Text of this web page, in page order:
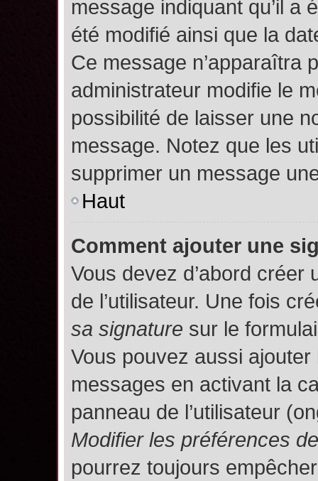
message indiquant qu’il a
été modifié ainsi que la
Ce message n’apparaîtra
administrateur modifie le
possibilité de laisser une
message. Notez que les
supprimer un message
Haut
Comment ajouter une
Vous devez d’abord
de l’utilisateur. Une fois
sa signature sur le
Vous pouvez aussi
messages en activant la
panneau de l’utilisateur
Modifier les préférences
pourrez toujours